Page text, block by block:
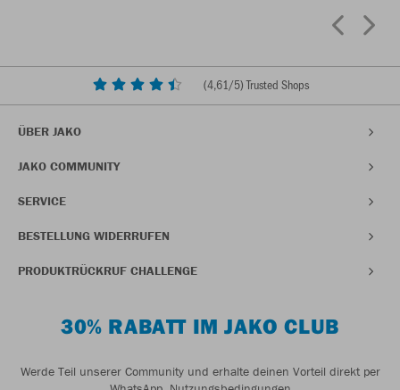
(4,61/5) Trusted Shops
ÜBER JAKO
JAKO COMMUNITY
SERVICE
BESTELLUNG WIDERRUFEN
PRODUKTRÜCKRUF CHALLENGE
30% RABATT IM JAKO CLUB
Werde Teil unserer Community und erhalte deinen Vorteil direkt per